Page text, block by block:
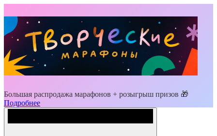
Большая распродажа марафонов + розыгрыш призов 🎁
Подробнее